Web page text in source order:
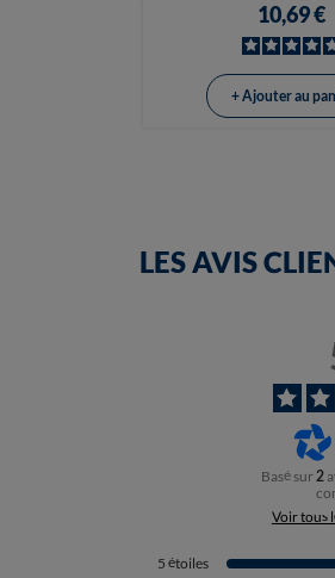
10,69 €
+ Ajouter au
LES AVIS
Basé sur 2
Voir tous
5 étoiles